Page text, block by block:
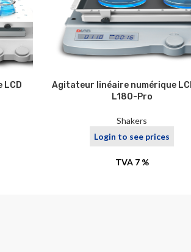
LCD
Agitateur linéaire numérique
L180-Pro
Shakers
Login to see prices
TVA 7 %